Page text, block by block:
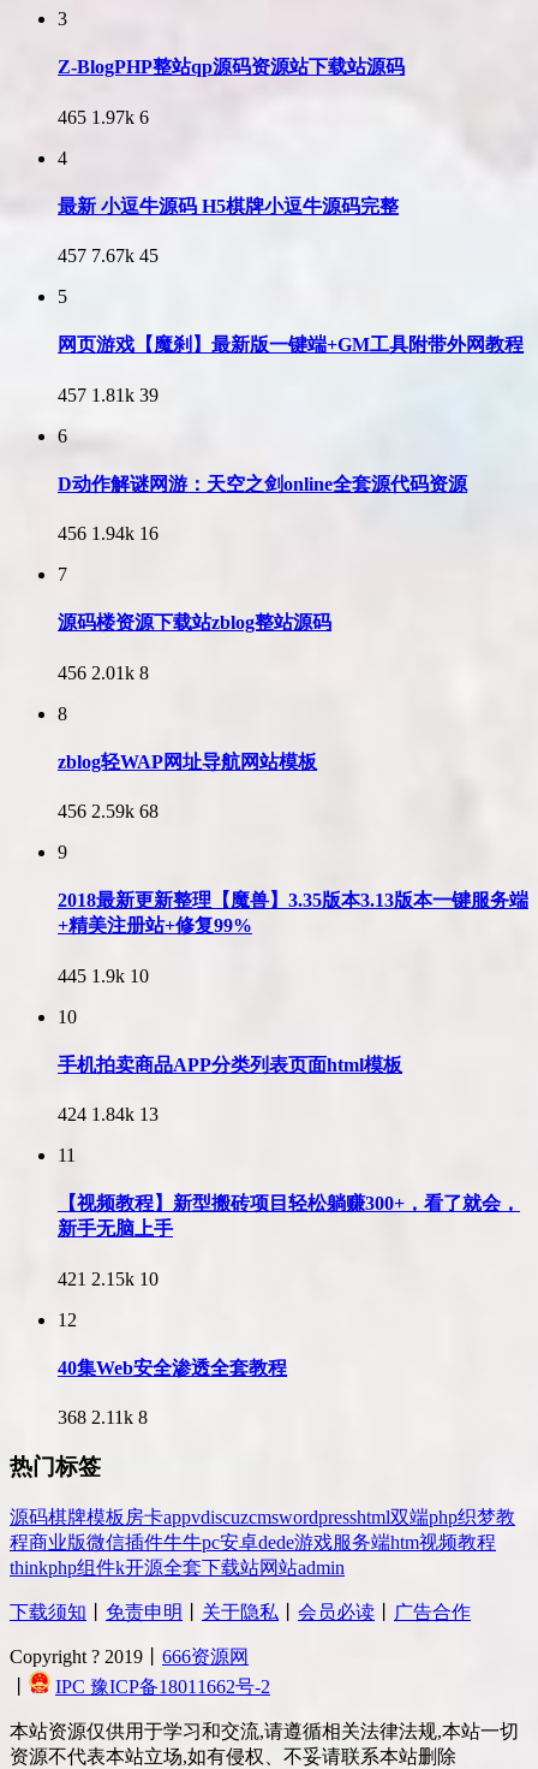
3
Z-BlogPHP整站qp源码资源站下载站源码
465 1.97k 6
4
最新 小逗牛源码 H5棋牌小逗牛源码完整
457 7.67k 45
5
网页游戏【魔刹】最新版一键端+GM工具附带外网教程
457 1.81k 39
6
D动作解谜网游：天空之剑online全套源代码资源
456 1.94k 16
7
源码楼资源下载站zblog整站源码
456 2.01k 8
8
zblog轻WAP网址导航网站模板
456 2.59k 68
9
2018最新更新整理【魔兽】3.35版本3.13版本一键服务端
+精美注册站+修复99%
445 1.9k 10
10
手机拍卖商品APP分类列表页面html模板
424 1.84k 13
11
【视频教程】新型搬砖项目轻松躺赚300+，看了就会，
新手无脑上手
421 2.15k 10
12
40集Web安全渗透全套教程
368 2.11k 8
热门标签
源码棋牌模板 房卡appvdiscuzcmswordpresshtml双端php织梦教
程商业版微信插件牛牛pc安卓dede游戏服务端htm视频教程
thinkphp组件k开源全套下载站网站admin
下载须知 免责申明 关于隐私 会员必读 广告合作
Copyright ? 2019丨 666资源网
IPC 豫ICP备18011662号-2
本站资源仅供用于学习和交流,请遵循相关法律法规,本站一切
资源不代表本站立场,如有侵权、不妥请联系本站删除